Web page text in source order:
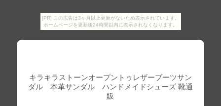
[PR] この広告は3ヶ月以上更新がないため表示されています。
ホームページを更新後24時間以内に表示されなくなります。
キラキラストーンオープントゥレザーブーツサン
ダル 本革サンダル ハンドメイドシューズ 靴通
販